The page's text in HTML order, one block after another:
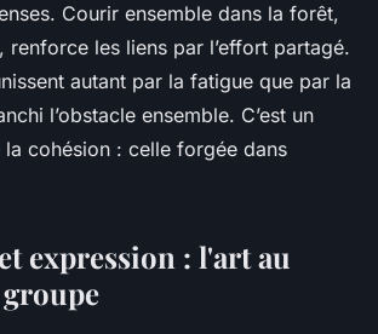
Courir ensemble dans la forêt,
renforce les liens par l’effort partagé.
autant par la fatigue que par la
l’obstacle ensemble. C’est un
cohésion : celle forgée dans
expression : l'art au